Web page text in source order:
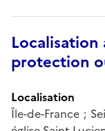
Localisation
protection
Localisation
Île-de-France ;